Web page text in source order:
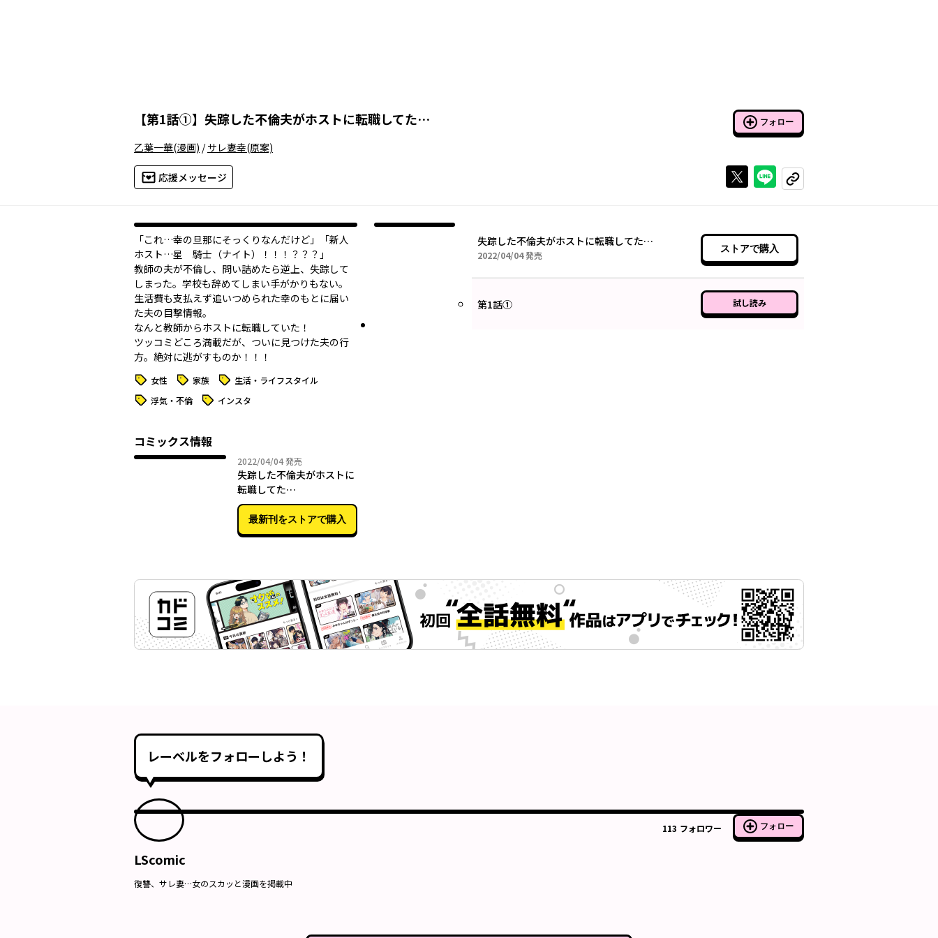
【第1話①】 失踪した不倫夫がホストに転職してた… フォロー
乙葉一華(漫画) /サレ妻幸(原案)
応援メッセージ Xで投稿するラインでシェアする
コピーする
「これ…幸の旦那にそっくりなんだけど」「新人
ホスト…星 騎士（ナイト）！！！？？？」
教師の夫が不倫し、問い詰めたら逆上、失踪して
しまった。学校も辞めてしまい手がかりもない。
生活費も支払えず追いつめられた幸のもとに届い
た夫の目撃情報。
なんと教師からホストに転職していた！
ツッコミどころ満載だが、ついに見つけた夫の行
方。絶対に逃がすものか―――！！！
タグ 女性 タグ 家族 タグ 生活・ライフスタイル
タグ 浮気・不倫 タグ インスタ
コミックス情報
2022/04/042022年04月04日
発売
失踪した不倫夫がホストに
転職してた…
最新刊をストアで購入
失踪した不倫夫がホストに転職してた…
2022/04/042022年04月04日
発売
ストアで購入
第1話① 試し読み
レーベルをフォローしよう！
113 フォロワー フォロー
LScomic
復讐、サレ妻…女のスカッと漫画を掲載中